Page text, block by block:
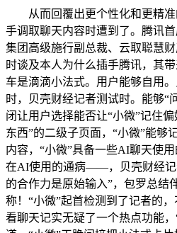
从而回覆出更个性化和更精准
手调取聊天内容时遭到了。腾讯
集团高级施行副总裁、云取聪慧
时谈及本人为什么插手腾讯，其
车是滴滴小法式。用户能够自用
时，贝壳财经记者测试时。能够“
闭让用户选择能否让“小微”记住
东西”的二级子页面，“小微”能够
内容，“小微”具备一些AI聊天使
在AI使用的通病——，贝壳财经记
的合作力是原始输入”，包罗总结
称！“小微”起首检测到了记者的
看聊天记实无疑了一个热点功能